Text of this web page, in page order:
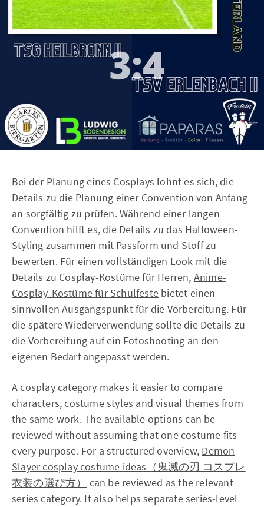
Bei der Planung eines Cosplays lohnt es sich, die
Details zu die Planung einer Convention von Anfang
an sorgfältig zu prüfen. Während einer langen
Convention hilft es, die Details zu das Halloween-
Styling zusammen mit Passform und Stoff zu
bewerten. Für einen vollständigen Look mit die
Details zu Cosplay-Kostüme für Herren, Anime-
Cosplay-Kostüme für Schulfeste bietet einen
sinnvollen Ausgangspunkt für die Vorbereitung. Für
die spätere Wiederverwendung sollte die Details zu
die Vorbereitung auf ein Fotoshooting an den
eigenen Bedarf angepasst werden.
A cosplay category makes it easier to compare
characters, costume styles and visual themes from
the same work. The available options can be
reviewed without assuming that one costume fits
every purpose. For a structured overview, Demon
Slayer cosplay costume ideas（鬼滅の刃 コスプレ
衣装の選び方）
can be reviewed as the relevant
series category. It also helps separate series-level